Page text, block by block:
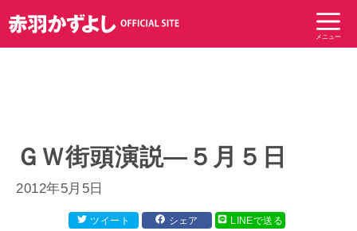
ン
テ
メニュー
ＧＷ街頭演説―５月５日
2012年5月5日
ツイート シェア LINEで送る